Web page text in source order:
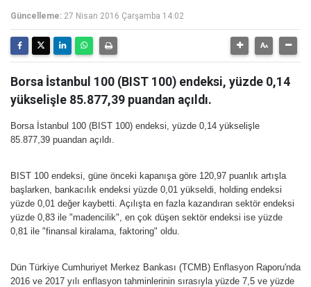
Güncelleme: 27 Nisan 2016 Çarşamba 14:02
Borsa İstanbul 100 (BIST 100) endeksi, yüzde 0,14
yükselişle 85.877,39 puandan açıldı.
Borsa İstanbul 100 (BIST 100) endeksi, yüzde 0,14 yükselişle
85.877,39 puandan açıldı.
BIST 100 endeksi, güne önceki kapanışa göre 120,97 puanlık artışla
başlarken, bankacılık endeksi yüzde 0,01 yükseldi, holding endeksi
yüzde 0,01 değer kaybetti. Açılışta en fazla kazandıran sektör endeksi
yüzde 0,83 ile "madencilik", en çok düşen sektör endeksi ise yüzde
0,81 ile "finansal kiralama, faktoring" oldu.
Dün Türkiye Cumhuriyet Merkez Bankası (TCMB) Enflasyon Raporu'nda
2016 ve 2017 yılı enflasyon tahminlerinin sırasıyla yüzde 7,5 ve yüzde